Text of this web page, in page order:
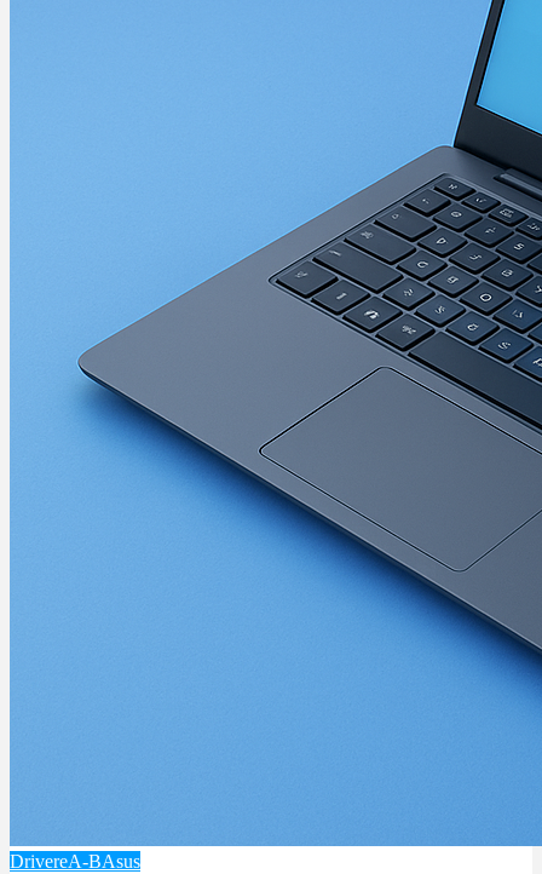
DrivereA-BAsus